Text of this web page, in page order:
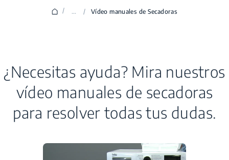
/ ... / Vídeo manuales de Secadoras
¿Necesitas ayuda? Mira nuestros
vídeo manuales de secadoras
para resolver todas tus dudas.